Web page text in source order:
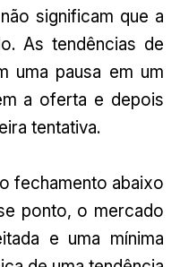
significam que a
As tendências de
uma pausa em um
a oferta e depois
tentativa.
fechamento abaixo
ponto, o mercado
e uma mínima